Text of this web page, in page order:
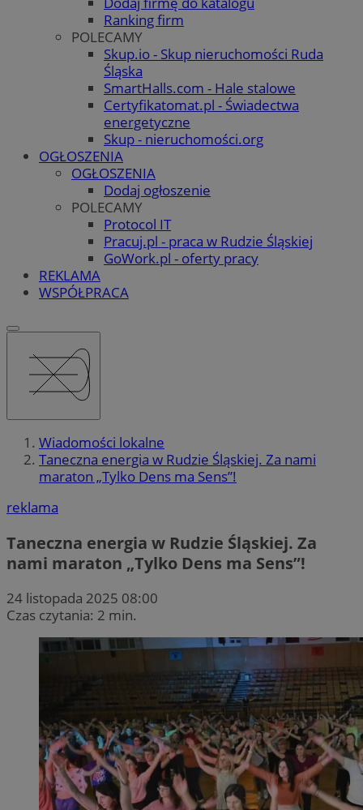
Ranking firm
POLECAMY
Skup.io - Skup nieruchomości Ruda
Śląska
SmartHalls.com - Hale stalowe
Certyfikatomat.pl - Świadectwa
energetyczne
Skup - nieruchomości.org
OGŁOSZENIA
OGŁOSZENIA
Dodaj ogłoszenie
POLECAMY
Protocol IT
Pracuj.pl - praca w Rudzie Śląskiej
GoWork.pl - oferty pracy
REKLAMA
WSPÓŁPRACA
Wiadomości lokalne
Taneczna energia w Rudzie Śląskiej. Za nami
maraton „Tylko Dens ma Sens”!
reklama
Taneczna energia w Rudzie Śląskiej. Za
nami maraton „Tylko Dens ma Sens”!
24 listopada 2025 08:00
Czas czytania: 2 min.